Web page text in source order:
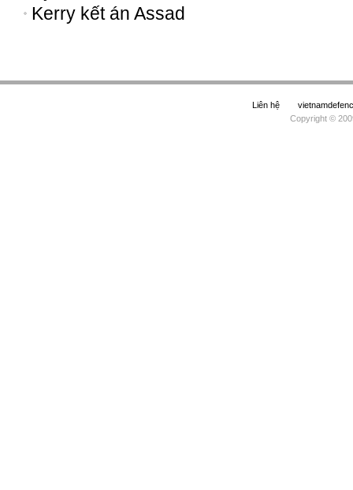
Kerry kết án Assad
Liên hệ
Copyright ©